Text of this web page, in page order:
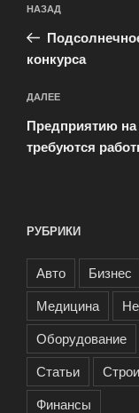
по
записям
Предыдущая
запись:
НАЗАД
конкурса
Следующая
запись
ДАЛЕЕ
Предприятию
требуются
РУБРИКИ
Авто Бизнес
Медицина
Оборудование
Статьи
Финансы